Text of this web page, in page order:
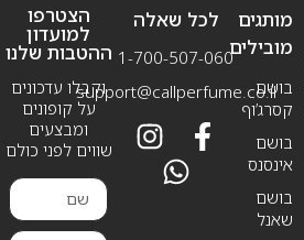
מותגים
מובילים
בושם
קסרג’וף
בושם
אינסנס
בושם
שאנל
לכל שאלה
1-700-507-060
support@callperfume.co.il
הצטרפו
למועדון
ההטבות שלנו
וקבלו עדכונים
על קופונים
ומבצעים
שווים לפני כולם